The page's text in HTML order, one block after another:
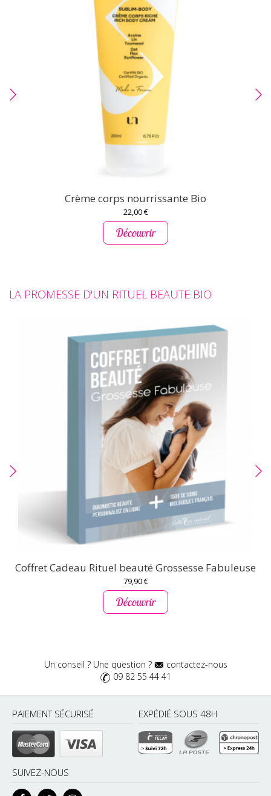
Crème corps nourrissante Bio
22,00 €
Découvrir
LA PROMESSE D'UN RITUEL BEAUTE BIO
Coffret Cadeau Rituel beauté Grossesse Fabuleuse
79,90 €
Découvrir
Un conseil ? Une question ?
contactez-nous
09 82 55 44 41
PAIEMENT SÉCURISÉ EXPÉDIÉ SOUS 48H
SUIVEZ-NOUS